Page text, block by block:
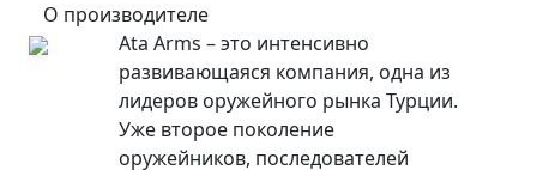
О производителе
Ata Arms – это интенсивно
развивающаяся компания, одна из
лидеров оружейного рынка Турции.
Уже второе поколение
оружейников, последователей